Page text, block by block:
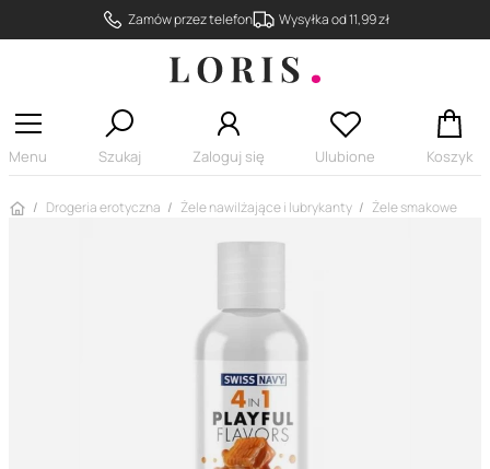
Zamów przez telefon Wysyłka od 11,99 zł
Menu Szukaj Zaloguj się Ulubione Koszyk
Strona główna
Drogeria erotyczna Żele nawilżające i lubrykanty Żele smakowe